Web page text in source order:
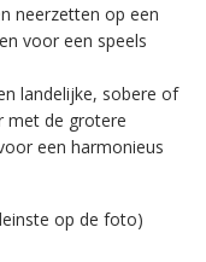
neerzetten op een
voor een speels
landelijke, sobere of
met de grotere
een harmonieus
op de foto)